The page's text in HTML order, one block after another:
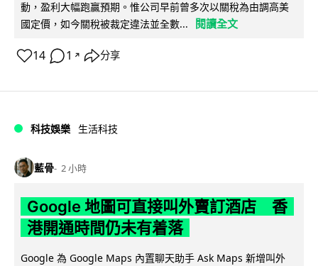
動，盈利大幅跑贏預期。惟公司早前曾多次以關稅為由調高美
國定價，如今關稅被裁定違法並全數...
閱讀全文
14 1 ↗ 分享
科技娛樂 生活科技
藍骨 2 小時
Google 地圖可直接叫外賣訂酒店 香
港開通時間仍未有着落
Google 為 Google Maps 內置聊天助手 Ask Maps 新增叫外